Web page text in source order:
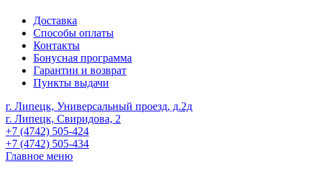
Доставка
Способы оплаты
Контакты
Бонусная программа
Гарантии и возврат
Пункты выдачи
г. Липецк, Универсальный проезд, д.2д
г. Липецк, Свиридова, 2
+7 (4742) 505-424
+7 (4742) 505-434
Главное меню